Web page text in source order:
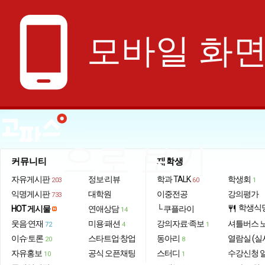
phone_android 모바일 화
으로 보기
커뮤니티
자유게시판 203
익명게시판 733
HOT 게시물
웃음·연재 72
이슈·토론 20
자유홍보 10
정보·리뷰
대학원
연애상담 14
미용·패션 4
스타트업·창업
공식 오픈채팅
재학생
학과 TALK 60
이중전공
└ 쿠플라이
강의자료·족보 1
동아리 8
스터디 1
학생회 1
강의평가
restaurant 학생식
셔틀버스
열람실 (실
수강신청